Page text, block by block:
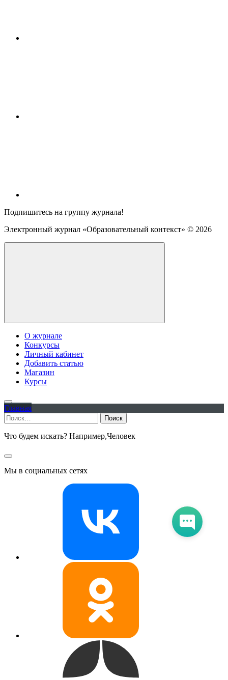
Подпишитесь на группу журнала!
Электронный журнал «Образовательный контекст» © 2026
О журнале
Конкурсы
Личный кабинет
Добавить статью
Магазин
Курсы
Главная
Найти:
Что будем искать? Например,Человек
Мы в социальных сетях